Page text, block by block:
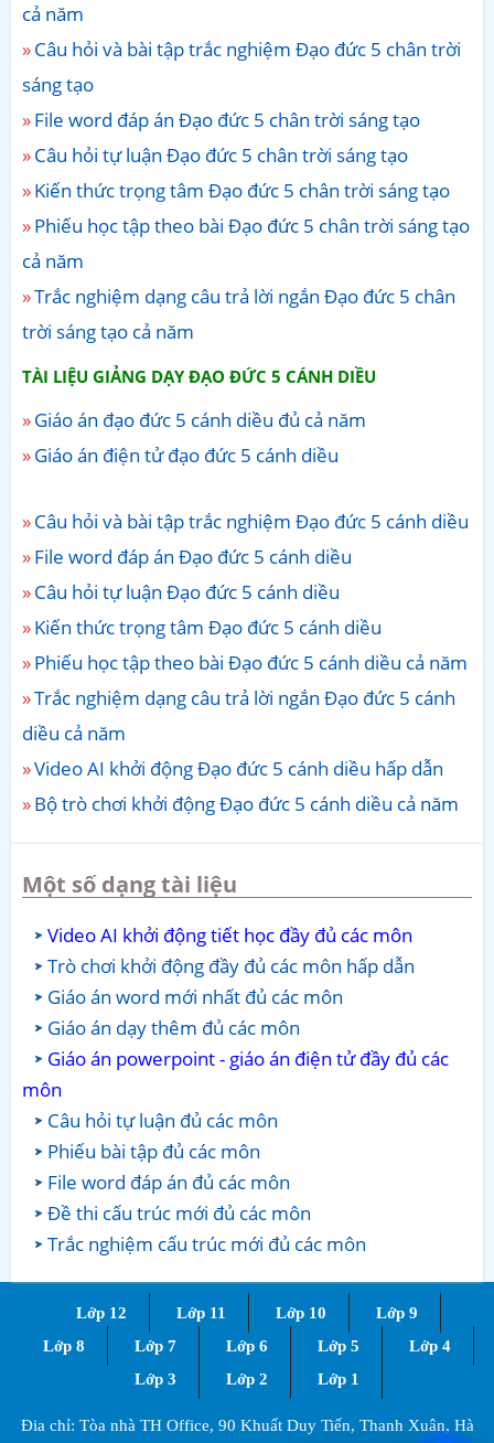
cả năm
Câu hỏi và bài tập trắc nghiệm Đạo đức 5 chân trời
sáng tạo
File word đáp án Đạo đức 5 chân trời sáng tạo
Câu hỏi tự luận Đạo đức 5 chân trời sáng tạo
Kiến thức trọng tâm Đạo đức 5 chân trời sáng tạo
Phiếu học tập theo bài Đạo đức 5 chân trời sáng tạo
cả năm
Trắc nghiệm dạng câu trả lời ngắn Đạo đức 5 chân
trời sáng tạo cả năm
TÀI LIỆU GIẢNG DẠY ĐẠO ĐỨC 5 CÁNH DIỀU
Giáo án đạo đức 5 cánh diều đủ cả năm
Giáo án điện tử đạo đức 5 cánh diều
Câu hỏi và bài tập trắc nghiệm Đạo đức 5 cánh diều
File word đáp án Đạo đức 5 cánh diều
Câu hỏi tự luận Đạo đức 5 cánh diều
Kiến thức trọng tâm Đạo đức 5 cánh diều
Phiếu học tập theo bài Đạo đức 5 cánh diều cả năm
Trắc nghiệm dạng câu trả lời ngắn Đạo đức 5 cánh
diều cả năm
Video AI khởi động Đạo đức 5 cánh diều hấp dẫn
Bộ trò chơi khởi động Đạo đức 5 cánh diều cả năm
Một số dạng tài liệu
Video AI khởi động tiết học đầy đủ các môn
Trò chơi khởi động đầy đủ các môn hấp dẫn
Giáo án word mới nhất đủ các môn
Giáo án dạy thêm đủ các môn
Giáo án powerpoint - giáo án điện tử đầy đủ các
môn
Câu hỏi tự luận đủ các môn
Phiếu bài tập đủ các môn
File word đáp án đủ các môn
Đề thi cấu trúc mới đủ các môn
Trắc nghiệm cấu trúc mới đủ các môn
Lớp 12 Lớp 11 Lớp 10
Lớp 9
Lớp 8
Lớp 7 Lớp 6 Lớp 5
Lớp 4
Lớp 3
Lớp 2 Lớp 1
Đia chỉ: Tòa nhà TH Office, 90 Khuất Duy Tiến, Thanh Xuân, Hà